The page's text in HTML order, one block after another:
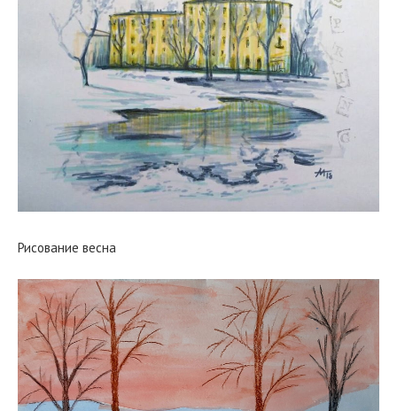
Рисование весна